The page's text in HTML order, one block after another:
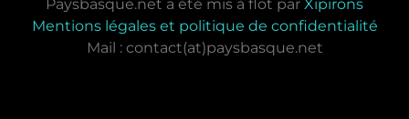
Paysbasque.net a été mis à flot par Xipirons
Mentions légales et politique de confidentialité
Mail : contact(at)paysbasque.net